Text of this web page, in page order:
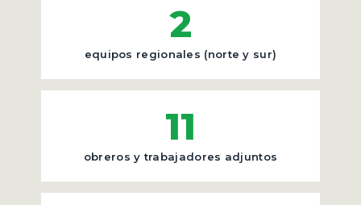
2
equipos regionales (norte y sur)
11
obreros y trabajadores adjuntos